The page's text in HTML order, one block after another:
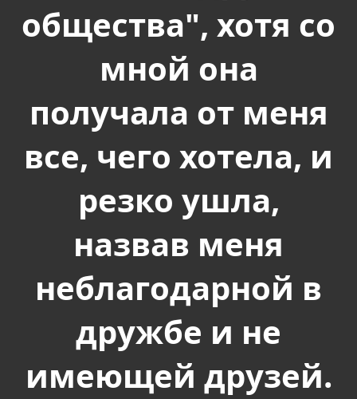
общества", хотя со
мной она
получала от меня
все, чего хотела, и
резко ушла,
назвав меня
неблагодарной в
дружбе и не
имеющей друзей.